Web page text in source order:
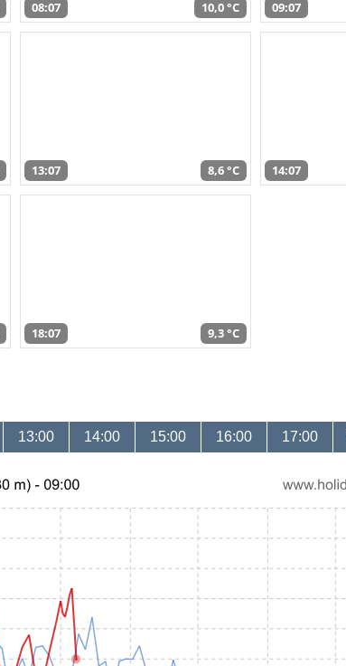
08:07 10,0 °C 09:07
13:07 8,6 °C 14:07
18:07 9,3 °C
13:00 14:00 15:00 16:00 17:00